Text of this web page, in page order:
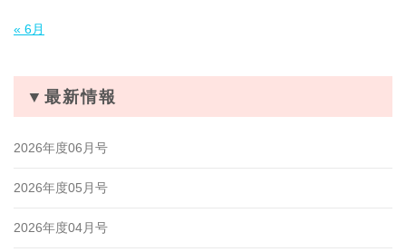
« 6月
▼最新情報
2026年度06月号
2026年度05月号
2026年度04月号